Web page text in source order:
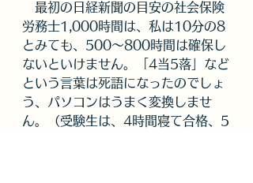
最初の日経新聞の目安の社会保険
労務士1,000時間は、私は10分の8
とみても、500～800時間は確保し
ないといけません。「4当5落」など
という言葉は死語になったのでしょ
う、パソコンはうまく変換しませ
ん。（受験生は、4時間寝て合格、5